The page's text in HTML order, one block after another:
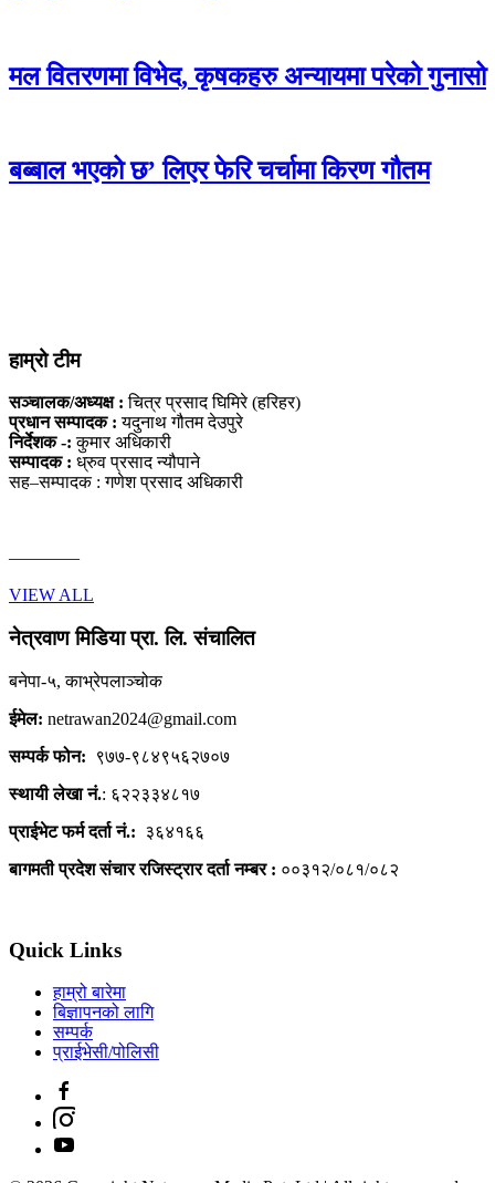
मल वितरणमा विभेद, कृषकहरु अन्यायमा परेको गुनासो
बब्बाल भएको छ’ लिएर फेरि चर्चामा किरण गौतम
हाम्रो टीम
सञ्चालक/अध्यक्ष : चित्र प्रसाद घिमिरे (हरिहर)
प्रधान सम्पादक : यदुनाथ गौतम देउपुरे
निर्देशक -: कुमार अधिकारी
सम्पादक : ध्रुव प्रसाद न्यौपाने
सह–सम्पादक : गणेश प्रसाद अधिकारी
————
VIEW ALL
नेत्रवाण मिडिया प्रा. लि. संचालित
बनेपा-५, काभ्रेपलाञ्चोक
ईमेल: netrawan2024@gmail.com
सम्पर्क फोन:
९७७-९८४९५६२७०७
स्थायी लेखा नं.: ६२२३३४८१७
प्राईभेट फर्म दर्ता नं.: ३६४१६६
बागमती प्रदेश संचार रजिस्ट्रार दर्ता नम्बर : ००३१२/०८१/०८२
Quick Links
हाम्रो बारेमा
बिज्ञापनको लागि
सम्पर्क
प्राईभेसी/पोलिसी